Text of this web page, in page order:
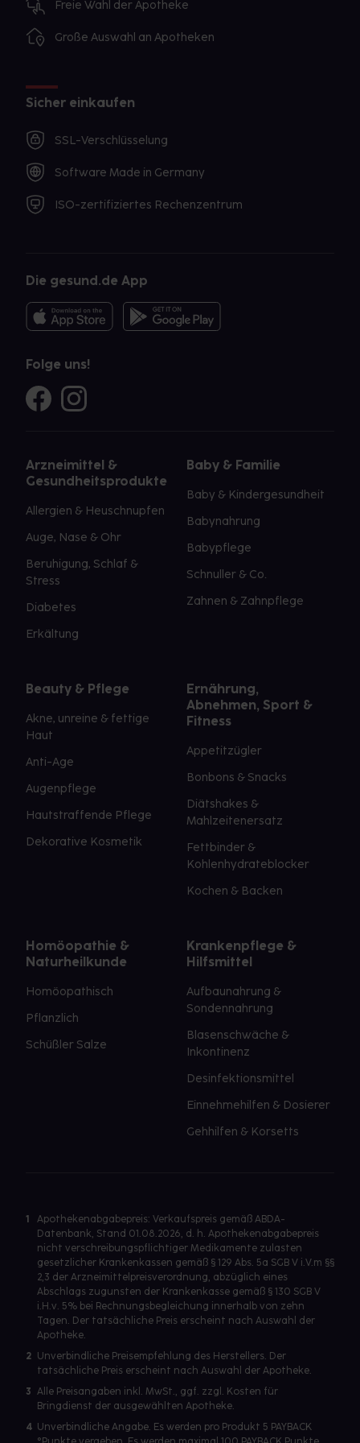
Freie Wahl der Apotheke
Große Auswahl an Apotheken
Sicher einkaufen
SSL-Verschlüsselung
Software Made in Germany
ISO-zertifiziertes Rechenzentrum
Die gesund.de App
Folge uns!
Arzneimittel &
Gesundheitsprodukte
Allergien & Heuschnupfen
Auge, Nase & Ohr
Beruhigung, Schlaf &
Stress
Diabetes
Erkältung
Baby & Familie
Baby & Kindergesundheit
Babynahrung
Babypflege
Schnuller & Co.
Zahnen & Zahnpflege
Beauty & Pflege
Akne, unreine & fettige
Haut
Anti-Age
Augenpflege
Hautstraffende Pflege
Dekorative Kosmetik
Ernährung,
Abnehmen, Sport &
Fitness
Appetitzügler
Bonbons & Snacks
Diätshakes &
Mahlzeitenersatz
Fettbinder &
Kohlenhydrateblocker
Kochen & Backen
Homöopathie &
Naturheilkunde
Homöopathisch
Pflanzlich
Schüßler Salze
Krankenpflege &
Hilfsmittel
Aufbaunahrung &
Sondennahrung
Blasenschwäche &
Inkontinenz
Desinfektionsmittel
Einnehmehilfen & Dosierer
Gehhilfen & Korsetts
1
Apothekenabgabepreis: Verkaufspreis gemäß ABDA-
Datenbank, Stand 01.08.2026, d. h. Apothekenabgabepreis
nicht verschreibungspflichtiger Medikamente zulasten
gesetzlicher Krankenkassen gemäß § 129 Abs. 5a SGB V i.V.m §§
2,3 der Arzneimittelpreisverordnung, abzüglich eines
Abschlags zugunsten der Krankenkasse gemäß § 130 SGB V
i.H.v. 5% bei Rechnungsbegleichung innerhalb von zehn
Tagen. Der tatsächliche Preis erscheint nach Auswahl der
Apotheke.
2 Unverbindliche Preisempfehlung des Herstellers. Der
tatsächliche Preis erscheint nach Auswahl der Apotheke.
3 Alle Preisangaben inkl. MwSt., ggf. zzgl. Kosten für
Bringdienst der ausgewählten Apotheke.
4 Unverbindliche Angabe. Es werden pro Produkt 5 PAYBACK